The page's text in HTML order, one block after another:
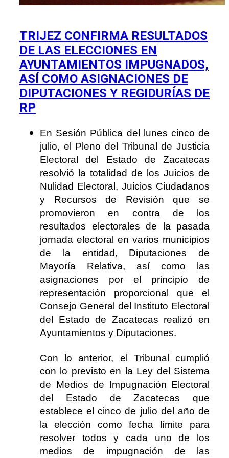
TRIJEZ CONFIRMA RESULTADOS
DE LAS ELECCIONES EN
AYUNTAMIENTOS IMPUGNADOS,
ASÍ COMO ASIGNACIONES DE
DIPUTACIONES Y REGIDURÍAS DE
RP
En Sesión Pública del lunes cinco de
julio, el Pleno del Tribunal de Justicia
Electoral del Estado de Zacatecas
resolvió la totalidad de los Juicios de
Nulidad Electoral, Juicios Ciudadanos
y Recursos de Revisión que se
promovieron en contra de los
resultados electorales de la pasada
jornada electoral en varios municipios
de la entidad, Diputaciones de
Mayoría Relativa, así como las
asignaciones por el principio de
representación proporcional que el
Consejo General del Instituto Electoral
del Estado de Zacatecas realizó en
Ayuntamientos y Diputaciones.
Con lo anterior, el Tribunal cumplió
con lo previsto en la Ley del Sistema
de Medios de Impugnación Electoral
del Estado de Zacatecas que
establece el cinco de julio del año de
la elección como fecha límite para
resolver todos y cada uno de los
medios de impugnación de las